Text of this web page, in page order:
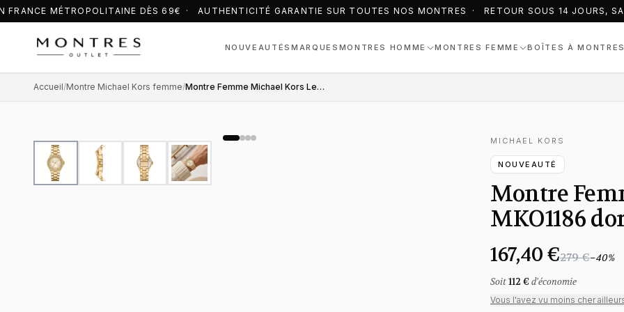
MÉTROPOLITAINE DÈS 69€ · AUTHENTICITÉ GARANTIE SUR TOUTES NOS MONTRES · RETOUR SOUS 14 JOURS,
NOUVEAUTÉSMARQUES MONTRES HOMME MONTRES FEMME BOÎTES À MONTRES
Accueil/Montre Michael Kors femme/ Montre Femme Michael Kors Lennox MKO1186 dorée bracelet maillons acier
MICHAEL KORS
NOUVEAUTÉ
Montre
MKO1186
167,40 €279 €−40%
Soit112 € d'économie
Vous l'avez vu moins cher